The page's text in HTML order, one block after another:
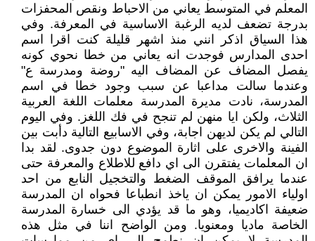
المعلم في المتوسط يعاني من الاحباط ونقص المحفزات
بدرجة تضعف لديه الرغبة الاساسية في المعرفة. وفي
هذا السياق اذكر انني منذ اشهر قليلة كنت اقرا اسم
احدى المدارس فوجدت انه يعاني من خطا نحوي كونه
يفصل المضاف عن المضاف اليه "روضة ومدرسة ع"
وعندما سالت مداعبا عن سبب وجود خطا في اسم
المدرسة، نادت مديرة المدرسة معلمات اللغة العربية
الثلاث، ولكن ايا منهن لم تنجح في فك اللغز. وفي اليوم
التالي لم يكن لديهن اجابة، وفي الاسابيع التالية دأبت بين
الفينة والاخرى على اثارة الموضوع دون جدوى. لقد بدا
ان المعلمات يفتقرن الى اي دافع للاطلاع والمعرفة حتى
عندما يرافق الموقف الضغط والتخجيل النابع من احد
اولياء الامور يمكن ان ياخذ انطباعا فحواه ان المدرسة
ضعيفة اكاديميا، وهو ما قد يؤدي الى خسارة المدرسة
الخاصة ماديا ومعنويا. ومن الواضح اننا في مثل هذه